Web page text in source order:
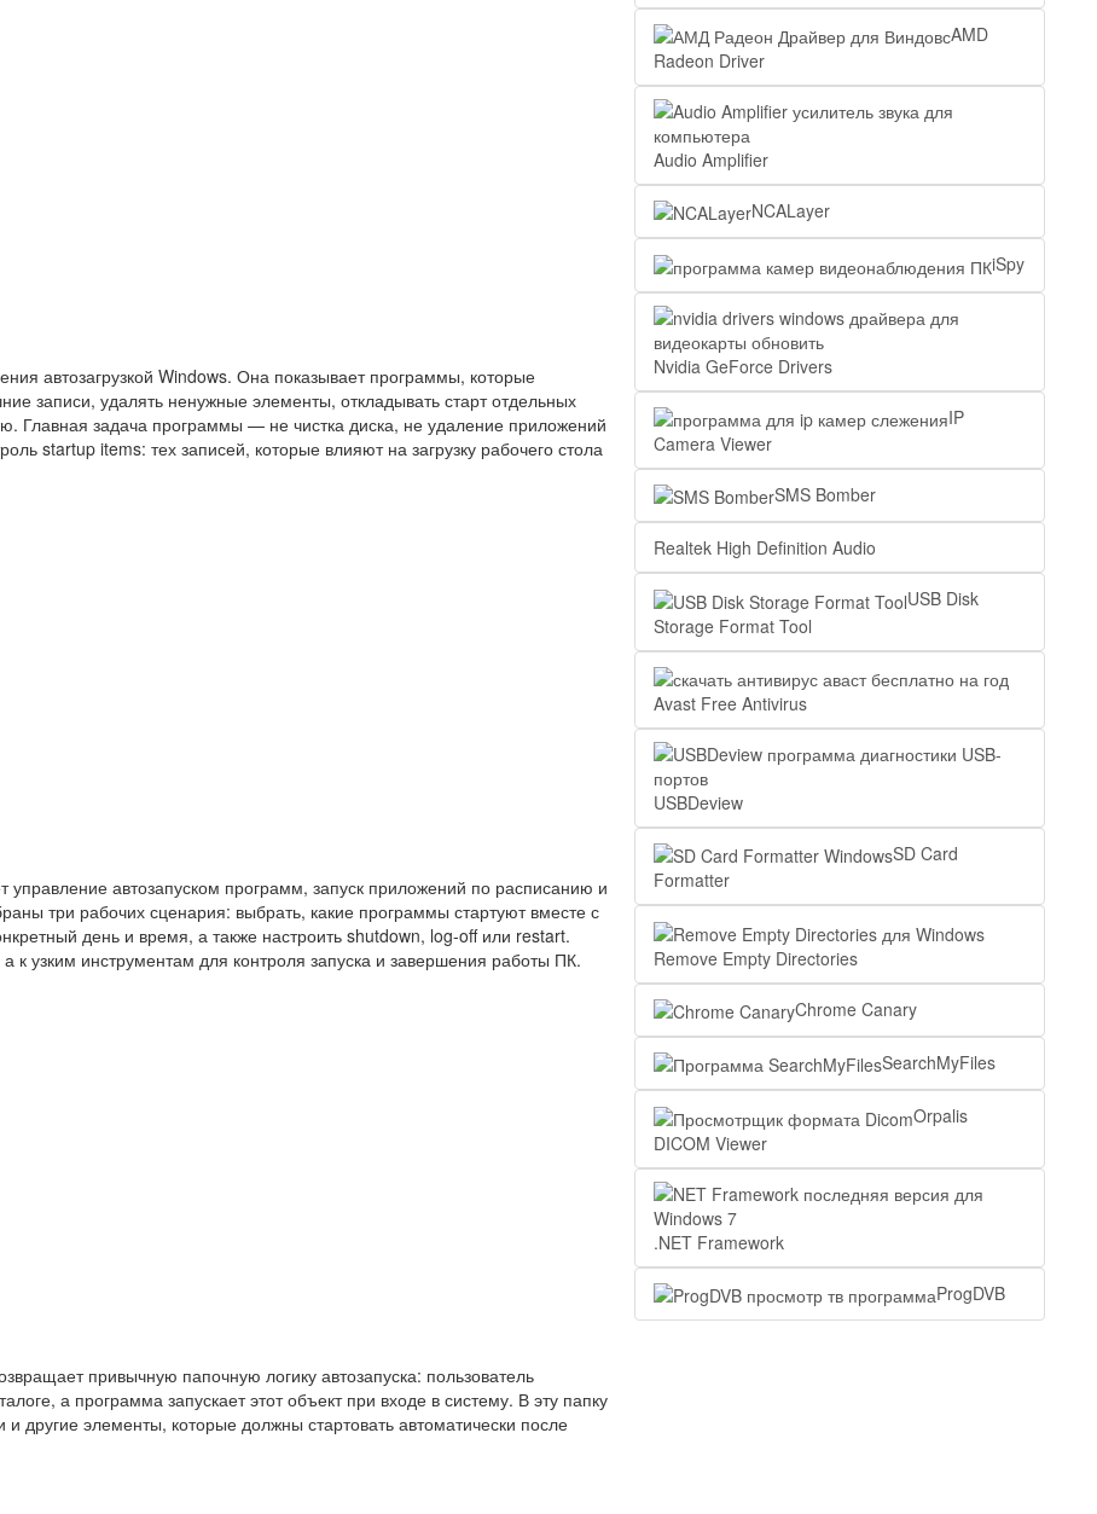
автозагрузкой Windows. Она показывает программы, которые
записи, удалять ненужные элементы, откладывать старт отдельных
Главная задача программы — не чистка диска, не удаление приложений
startup items: тех записей, которые влияют на загрузку рабочего стола
автозапуском программ, запуск приложений по расписанию и
три рабочих сценария: выбрать, какие программы стартуют вместе с
день и время, а также настроить shutdown, log-off или restart.
узким инструментам для контроля запуска и завершения работы ПК.
привычную папочную логику автозапуска: пользователь
а программа запускает этот объект при входе в систему. В эту папку
другие элементы, которые должны стартовать автоматически после
AMD
Radeon Driver
Audio Amplifier
NCALayer
iSpy
Nvidia GeForce Drivers
IP
Camera Viewer
SMS Bomber
Realtek High Definition Audio
USB Disk
Storage Format Tool
Avast Free Antivirus
USBDeview
SD Card
Formatter
Remove Empty Directories
Chrome Canary
SearchMyFiles
Orpalis
DICOM Viewer
.NET Framework
ProgDVB